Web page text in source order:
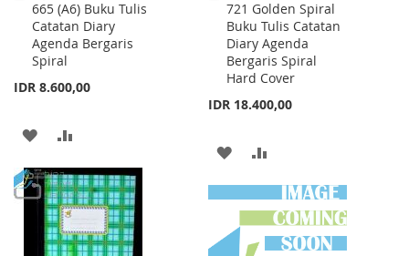
665 (A6) Buku Tulis
Catatan Diary
Agenda Bergaris
Spiral
IDR 8.600,00
to
Cart
ADD
TO
WISH
LIST
TO
COMPARE
721 Golden Spiral
Buku Tulis Catatan
Diary Agenda
Bergaris Spiral
Hard Cover
IDR 18.400,00
to
Cart
ADD
TO
WISH
LIST
TO
COMPARE